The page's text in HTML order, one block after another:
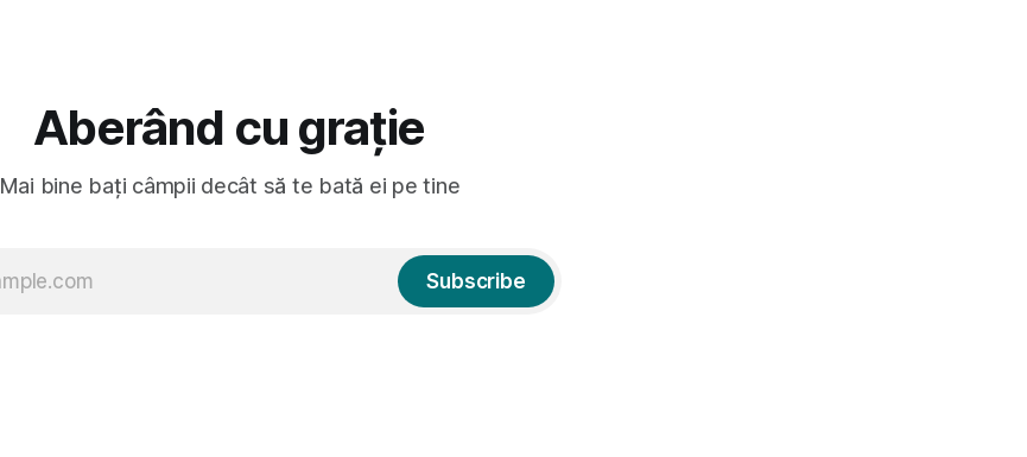
Aberând cu grație
Mai bine bați câmpii decât să te bată ei pe tine
Subscribe